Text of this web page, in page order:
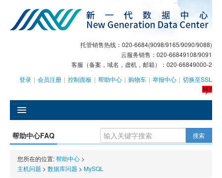
托管销售热线：020-6684(9098/9165/9090/9088)
云服务销售：020-66849108/9091
客服（备案，域名，虚机，邮箱）：020-66849000-2
登录 | 会员注册 | 控制面板 | 帮助中心 | 购物车 | 举报中心 | 切换至SSL
GEO
AI客服
帮助中心FAQ 搜索
您所在的位置:帮助中心 >
主机问题 > 数据库问题 > MySQL